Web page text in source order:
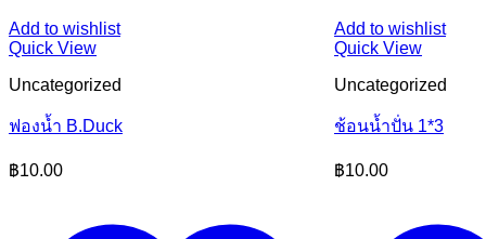
Add to wishlist
Quick View
Uncategorized
ฟองน้ำ B.Duck
฿10.00
Add to wishlist
Quick View
Uncategorized
ช้อนน้ำปั่น 1*3
฿10.00